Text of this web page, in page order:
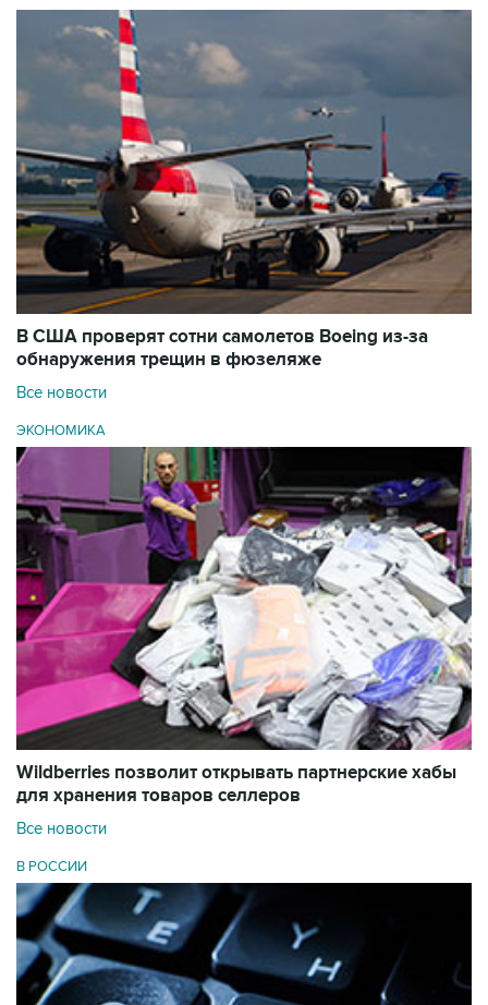
В США проверят сотни самолетов Boeing из-за
обнаружения трещин в фюзеляже
Все новости
ЭКОНОМИКА
Wildberries позволит открывать партнерские хабы
для хранения товаров селлеров
Все новости
В РОССИИ